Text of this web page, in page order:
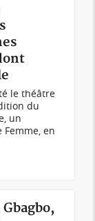
le théâtre
du
un
en